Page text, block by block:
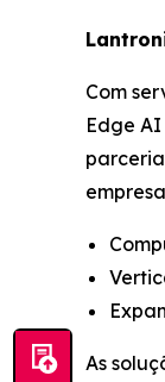
Com
Edge
As